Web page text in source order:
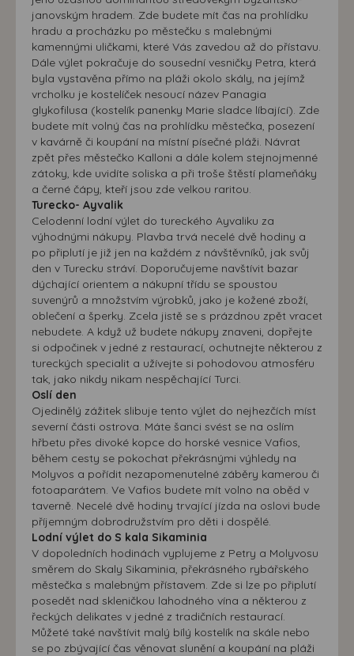
janovským hradem. Zde budete mít čas na prohlídku
hradu a procházku po městečku s malebnými
kamennými uličkami, které Vás zavedou až do přístavu.
Dále výlet pokračuje do sousední vesničky Petra, která
byla vystavěna přímo na pláži okolo skály, na jejímž
vrcholku je kostelíček nesoucí název Panagia
glykofilusa (kostelík panenky Marie sladce líbající). Zde
budete mít volný čas na prohlídku městečka, posezení
v kavárně či koupání na místní písečné pláži. Návrat
zpět přes městečko Kalloni a dále kolem stejnojmenné
zátoky, kde uvidíte soliska a při troše štěstí plameňáky
a černé čápy, kteří jsou zde velkou raritou.
Turecko- Ayvalik
Celodenní lodní výlet do tureckého Ayvaliku za
výhodnými nákupy. Plavba trvá necelé dvě hodiny a
po připlutí je již jen na každém z návštěvníků, jak svůj
den v Turecku stráví. Doporučujeme navštívit bazar
dýchající orientem a nákupní třídu se spoustou
suvenýrů a množstvím výrobků, jako je kožené zboží,
oblečení a šperky. Zcela jistě se s prázdnou zpět vracet
nebudete. A když už budete nákupy znaveni, dopřejte
si odpočinek v jedné z restaurací, ochutnejte některou z
tureckých specialit a užívejte si pohodovou atmosféru
tak, jako nikdy nikam nespěchající Turci.
Oslí den
Ojedinělý zážitek slibuje tento výlet do nejhezčích míst
severní části ostrova. Máte šanci svést se na oslím
hřbetu přes divoké kopce do horské vesnice Vafios,
během cesty se pokochat překrásnými výhledy na
Molyvos a pořídit nezapomenutelné záběry kamerou či
fotoaparátem. Ve Vafios budete mít volno na oběd v
taverně. Necelé dvě hodiny trvající jízda na oslovi bude
příjemným dobrodružstvím pro děti i dospělé.
Lodní výlet do S kala Sikaminia
V dopoledních hodinách vyplujeme z Petry a Molyvosu
směrem do Skaly Sikaminia, překrásného rybářského
městečka s malebným přístavem. Zde si lze po připlutí
posedět nad skleničkou lahodného vína a některou z
řeckých delikates v jedné z tradičních restaurací.
Můžeté také navštívit malý bílý kostelík na skále nebo
se po zbývající čas věnovat slunění a koupání na pláži